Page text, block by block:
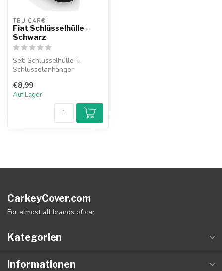
TBU CAR®
Fiat Schlüsselhülle -
Schwarz
Set: Schlüsselhülle +
Schlüsselanhänger
€8,99
Auf Lager
CarkeyCover.com
For almost all brands of car
Kategorien
Informationen